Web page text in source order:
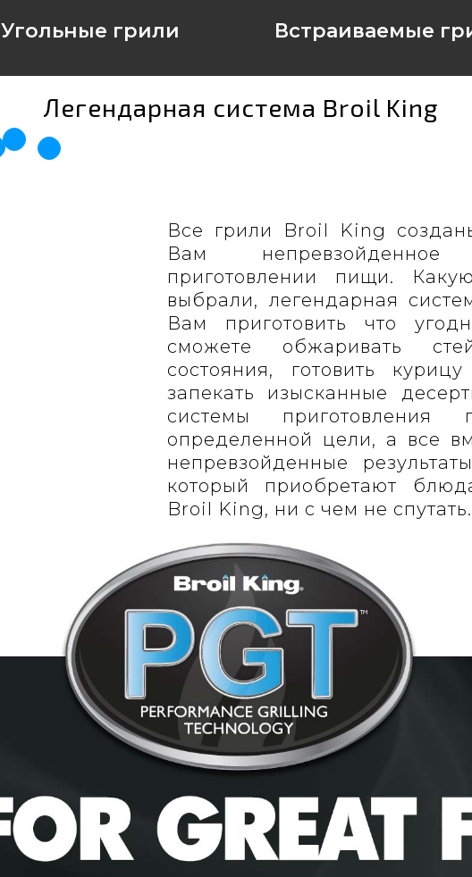
Угольные грили Встраиваемые
Легендарная система Broil King
Все грили Broil King
Вам
приготовлении пищи.
выбрали, легендарная
Вам приготовить что
сможете обжаривать
состояния, готовить
запекать изысканные
системы
определенной цели, а все
непревзойденные
который приобретают
Broil King, ни с чем не спутать.